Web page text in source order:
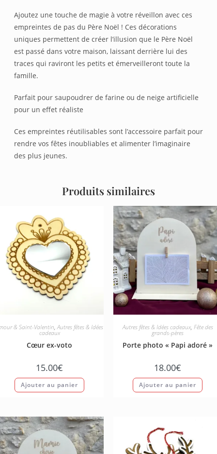
Ajoutez une touche de magie à votre réveillon avec ces
empreintes de pas du Père Noël ! Ces décorations
uniques permettent de créer l’illusion que le Père Noël
est passé dans votre maison, laissant derrière lui des
traces qui raviront les petits et émerveilleront toute la
famille.
Parfait pour saupoudrer de farine ou de neige artificielle
pour un effet réaliste
Ces empreintes réutilisables sont l’accessoire parfait pour
rendre vos fêtes inoubliables et alimenter l’imaginaire
des plus jeunes.
Produits similaires
& Saint-Valentin,Autres fêtes & Idées
cadeaux
Cœur ex-voto
15.00€
Ajouter au panier
Autres fêtes & Idées cadeaux, Fête des
grands-pères
Porte photo « Papi adoré »
18.00€
Ajouter au panier